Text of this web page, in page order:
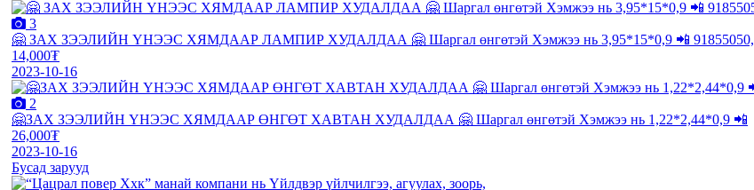
3
🤗 ЗАХ ЗЭЭЛИЙН ҮНЭЭС ХЯМДААР ЛАМПИР ХУДАЛДАА 🤗 Шаргал өнгөтэй Хэмжээ нь 3,95*15*0,9 📲 91855050,
14,000₮
2023-10-16
2
🤗ЗАХ ЗЭЭЛИЙН ҮНЭЭС ХЯМДААР ӨНГӨТ ХАВТАН ХУДАЛДАА 🤗 Шаргал өнгөтэй Хэмжээ нь 1,22*2,44*0,9 📲
26,000₮
2023-10-16
Бусад зарууд